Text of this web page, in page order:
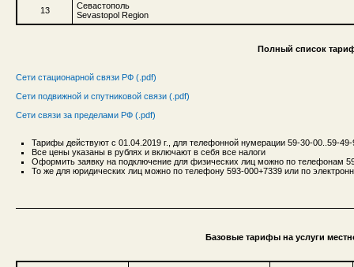
13
Севастополь
Sevastopol Region
Полный список
Сети стационарной связи РФ (.pdf)
Сети подвижной и спутниковой связи (.pdf)
Сети связи за пределами РФ (.pdf)
Тарифы действуют с 01.04.2019 г., для телефонной нумерации 59-30-00..59-49-
Все цены указаны в рублях и включают в себя все налоги
Оформить заявку на подключение для физических лиц можно по телефонам
То же для юридических лиц можно по телефону 593-000+7339 или по
Базовые тарифы на услуги